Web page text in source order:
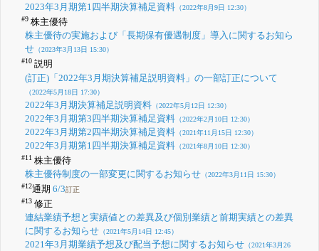
2023年3月期第1四半期決算補足資料（2022年8月9日 12:30）
#9株主優待
株主優待の実施および「長期保有優遇制度」導入に関するお知ら
せ（2023年3月13日 15:30）
#10説明
(訂正)「2022年3月期決算補足説明資料」の一部訂正について
（2022年5月18日 17:30）
2022年3月期決算補足説明資料（2022年5月12日 12:30）
2022年3月期第3四半期決算補足資料（2022年2月10日 12:30）
2022年3月期第2四半期決算補足資料（2021年11月15日 12:30）
2022年3月期第1四半期決算補足資料（2021年8月10日 12:30）
#11株主優待
株主優待制度の一部変更に関するお知らせ（2022年3月11日 15:30）
#12通期 6/3訂正
#13修正
連結業績予想と実績値との差異及び個別業績と前期実績との差異
に関するお知らせ（2021年5月14日 12:45）
2021年3月期業績予想及び配当予想に関するお知らせ（2021年3月26